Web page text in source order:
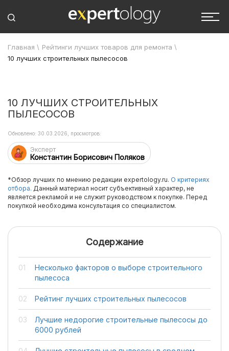
Главная \ Рейтинги лучших товаров для ремонта \
10 лучших строительных пылесосов
10 ЛУЧШИХ СТРОИТЕЛЬНЫХ
ПЫЛЕСОСОВ
Эксперт
Константин Борисович Поляков
Обновлено: 30.03.2026, просмотров:
*Обзор лучших по мнению редакции expertology.ru. О критериях
отбора. Данный материал носит субъективный характер, не
является рекламой и не служит руководством к покупке. Перед
покупкой необходима консультация со специалистом.
Содержание
Несколько факторов о выборе строительного
пылесоса
Рейтинг лучших строительных пылесосов
Лучшие недорогие строительные пылесосы до
6000 рублей